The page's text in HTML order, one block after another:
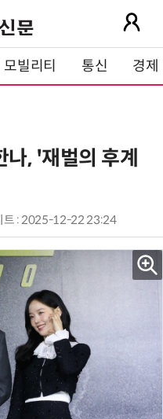
모빌리티 통신 경제
, '재벌의 후계
트 : 2025-12-22 23:24